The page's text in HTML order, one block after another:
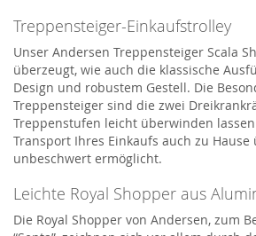
Treppensteiger-Einkaufstrolley
Unser Andersen Treppensteiger Scala
überzeugt, wie auch die klassische
Design und robustem Gestell. Die
Treppensteiger sind die zwei
Treppenstufen leicht überwinden
Transport Ihres Einkaufs auch zu
unbeschwert ermöglicht.
Leichte Royal Shopper aus
Die Royal Shopper von Andersen, zum